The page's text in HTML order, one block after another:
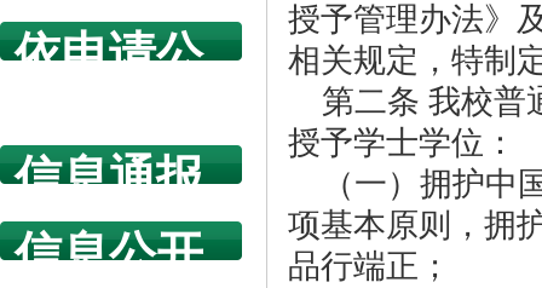
依申请公
信息通报
信息公开
授予管理办法》
相关规定，特制
第二条 我校普
授予学士学位：
（一）拥护
项基本原则，拥
品行端正；